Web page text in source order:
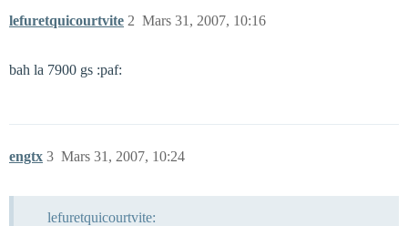
lefuretquicourtvite Mars 31, 2007, 10:16
2
bah la 7900 gs :paf:
engtx Mars 31, 2007, 10:24
3
lefuretquicourtvite: